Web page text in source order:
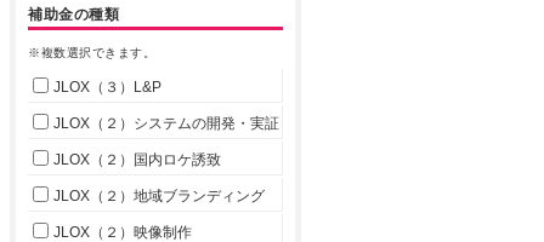
補助金の種類
※複数選択できます。
JLOX（３）L&P
JLOX（２）システムの開発・実証
JLOX（２）国内ロケ誘致
JLOX（２）地域ブランディング
JLOX（２）映像制作